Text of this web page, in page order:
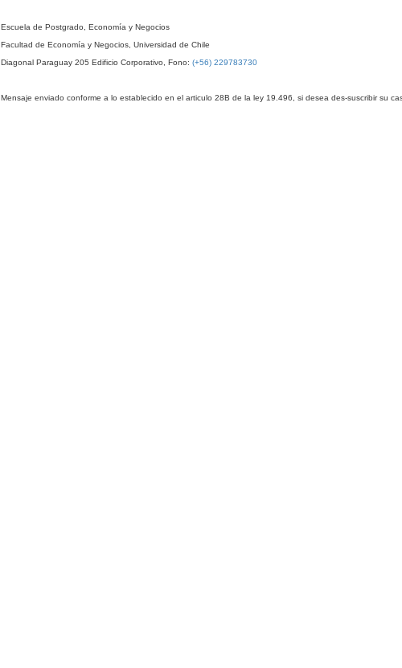
Escuela de Postgrado, Economía y Negocios
Facultad de Economía y Negocios, Universidad de Chile
Diagonal Paraguay 205 Edificio Corporativo, Fono:(+56) 229783730
Mensaje enviado conforme a lo establecido en el articulo 28B de la ley 19.496, si desea des-suscribir su